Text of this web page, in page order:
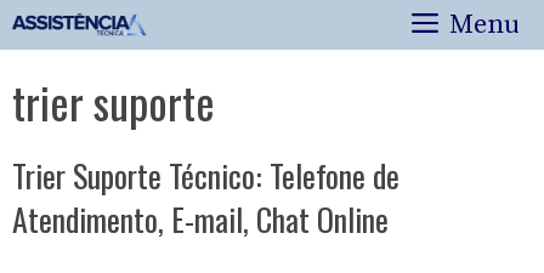
Pular
para
conteúdo
Menu
trier suporte
Trier Suporte Técnico: Telefone de
Atendimento, E-mail, Chat Online